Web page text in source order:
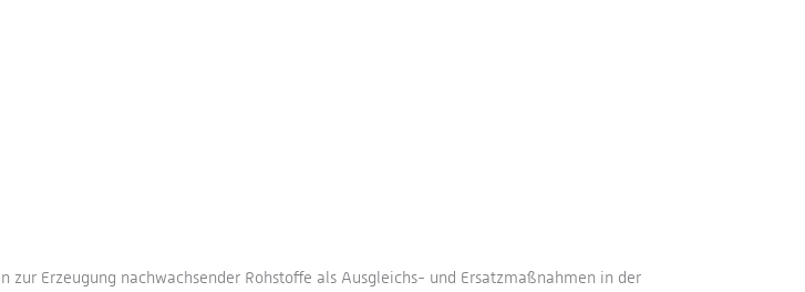
Erzeugung nachwachsender Rohstoffe als Ausgleichs- und Ersatzmaßnahmen in der